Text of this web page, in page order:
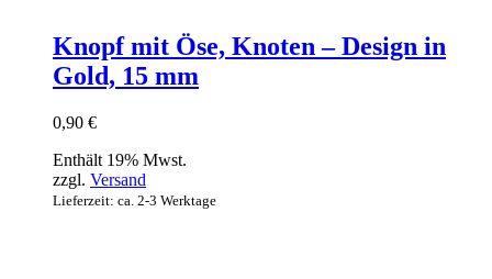
Knopf mit Öse, Knoten – Design in
Gold, 15 mm
0,90 €
Enthält 19% Mwst.
zzgl. Versand
Lieferzeit: ca. 2-3 Werktage